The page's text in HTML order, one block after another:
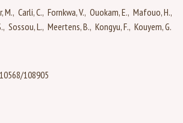
M. Carli, C. Fornkwa, V. Ouokam, E. Mafouo, H.
Sossou, L. Meertens, B. Kongyu, F. Kouyem, G.
108905